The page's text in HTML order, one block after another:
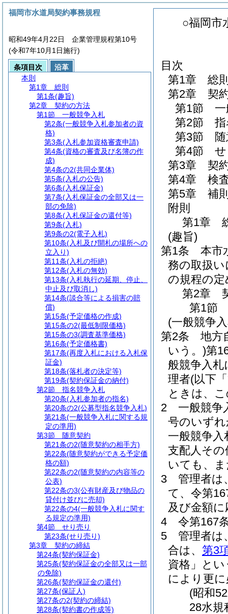
○福岡市
目次
第1章
総
第2章
契
第1節
第2節
第3節
第4節
第3章
契
第4章
検
第5章
補
附則
第1章
(趣旨)
第1条
本市
務の取扱
の規程の
第2章
第1節
(一般競争
第2条
地方
いう。)第
般競争入
理者(以下
ときは、
2
一般競争
号のいず
一般競争
支配人そ
いても、
3
管理者は
て、令第
及び金額
4
令第167
5
管理者は
合は、 第3
資格」とい
により更
(昭和
28水規
福岡市水道局契約事務規程
昭和49年4月22日 企業管理規程第10号
(令和7年10月1日施行)
条項目次
沿革
本則
第1章
総則
第1条(趣旨)
第2章
契約の方法
第1節
一般競争入札
第2条(一般競争入札参加者の資
格)
第3条(入札参加資格審査申請)
第4条(資格の審査及び名簿の作
成)
第4条の2(共同企業体)
第5条(入札の公告)
第6条(入札保証金)
第7条(入札保証金の全部又は一
部の免除)
第8条(入札保証金の還付等)
第9条(入札)
第9条の2(電子入札)
第10条(入札及び開札の場所への
立入り)
第11条(入札の拒絶)
第12条(入札の無効)
第13条(入札執行の延期、停止、
中止及び取消し)
第14条(談合等による損害の賠
償)
第15条(予定価格の作成)
第15条の2(最低制限価格)
第15条の3(調査基準価格)
第16条(予定価格書)
第17条(再度入札における入札保
証金)
第18条(落札者の決定等)
第19条(契約保証金の納付)
第2節
指名競争入札
第20条(入札参加者の指名)
第20条の2(公募型指名競争入札)
第21条(一般競争入札に関する規
定の準用)
第3節
随意契約
第21条の2(随意契約の相手方)
第22条(随意契約ができる予定価
格の額)
第22条の2(随意契約の内容等の
公表)
第22条の3(公有財産及び物品の
貸付け並びに売却)
第22条の4(一般競争入札に関す
る規定の準用)
第4節
せり売り
第23条(せり売り)
第3章
契約の締結
第24条(契約保証金)
第25条(契約保証金の全部又は一部
の免除)
第26条(契約保証金の還付)
第27条(保証人)
第27条の2(契約の締結)
第28条(契約書の作成等)